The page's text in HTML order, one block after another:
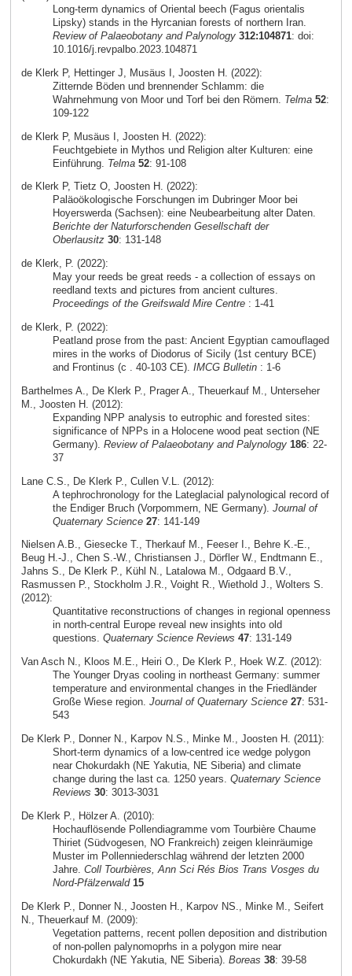
Long-term dynamics of Oriental beech (Fagus orientalis
Lipsky) stands in the Hyrcanian forests of northern Iran.
Review of Palaeobotany and Palynology 312:104871: doi:
10.1016/j.revpalbo.2023.104871
de Klerk P, Hettinger J, Musäus I, Joosten H. (2022):
Zitternde Böden und brennender Schlamm: die
Wahrnehmung von Moor und Torf bei den Römern. Telma 52:
109-122
de Klerk P, Musäus I, Joosten H. (2022):
Feuchtgebiete in Mythos und Religion alter Kulturen: eine
Einführung. Telma 52: 91-108
de Klerk P, Tietz O, Joosten H. (2022):
Paläoökologische Forschungen im Dubringer Moor bei
Hoyerswerda (Sachsen): eine Neubearbeitung alter Daten.
Berichte der Naturforschenden Gesellschaft der
Oberlausitz 30: 131-148
de Klerk, P. (2022):
May your reeds be great reeds - a collection of essays on
reedland texts and pictures from ancient cultures.
Proceedings of the Greifswald Mire Centre: 1-41
de Klerk, P. (2022):
Peatland prose from the past: Ancient Egyptian camouflaged
mires in the works of Diodorus of Sicily (1st century BCE)
and Frontinus (c . 40-103 CE). IMCG Bulletin: 1-6
Barthelmes A., De Klerk P., Prager A., Theuerkauf M., Unterseher
M., Joosten H. (2012):
Expanding NPP analysis to eutrophic and forested sites:
significance of NPPs in a Holocene wood peat section (NE
Germany). Review of Palaeobotany and Palynology 186: 22-
37
Lane C.S., De Klerk P., Cullen V.L. (2012):
A tephrochronology for the Lateglacial palynological record of
the Endiger Bruch (Vorpommern, NE Germany). Journal of
Quaternary Science 27: 141-149
Nielsen A.B., Giesecke T., Therkauf M., Feeser I., Behre K.-E.,
Beug H.-J., Chen S.-W., Christiansen J., Dörfler W., Endtmann E.,
Jahns S., De Klerk P., Kühl N., Latalowa M., Odgaard B.V.,
Rasmussen P., Stockholm J.R., Voight R., Wiethold J., Wolters S.
(2012):
Quantitative reconstructions of changes in regional openness
in north-central Europe reveal new insights into old
questions. Quaternary Science Reviews 47: 131-149
Van Asch N., Kloos M.E., Heiri O., De Klerk P., Hoek W.Z. (2012):
The Younger Dryas cooling in northeast Germany: summer
temperature and environmental changes in the Friedländer
Große Wiese region. Journal of Quaternary Science 27: 531-
543
De Klerk P., Donner N., Karpov N.S., Minke M., Joosten H. (2011):
Short-term dynamics of a low-centred ice wedge polygon
near Chokurdakh (NE Yakutia, NE Siberia) and climate
change during the last ca. 1250 years. Quaternary Science
Reviews 30: 3013-3031
De Klerk P., Hölzer A. (2010):
Hochauflösende Pollendiagramme vom Tourbière Chaume
Thiriet (Südvogesen, NO Frankreich) zeigen kleinräumige
Muster im Pollenniederschlag während der letzten 2000
Jahre. Coll Tourbières, Ann Sci Rés Bios Trans Vosges du
Nord-Pfälzerwald 15
De Klerk P., Donner N., Joosten H., Karpov NS., Minke M., Seifert
N., Theuerkauf M. (2009):
Vegetation patterns, recent pollen deposition and distribution
of non-pollen palynomoprhs in a polygon mire near
Chokurdakh (NE Yakutia, NE Siberia). Boreas 38: 39-58